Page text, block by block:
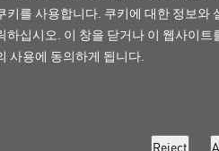
키를 사용합니다. 쿠키에 대한 정보와
하십시오. 이 창을 닫거나 이 웹사이
사용에 동의하게 됩니다.
GeForce